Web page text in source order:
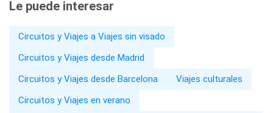
Le puede interesar
Circuitos y Viajes a Viajes sin visado
Circuitos y Viajes desde Madrid
Circuitos y Viajes desde Barcelona
Viajes culturales
Circuitos y Viajes en verano